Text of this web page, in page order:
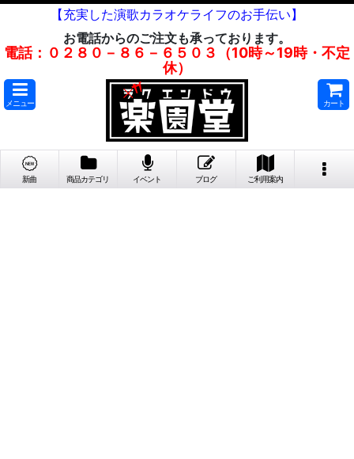
【充実した演歌カラオケライフのお手伝い】
お電話からのご注文も承っております。
電話：０２８０－８６－６５０３（10時～19時・不定
休）
メニュー カート
新曲 商品カテゴリ イベント ブログ ご利用案内